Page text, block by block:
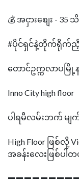
💰 အငှားစျေး - 35
#ပိုင်ရှင်နဲ့တိုက်ရိုက်ညှိ
တောင်ဥက္ကလာပမြို့န
Inno City high floor
ပါရမီလမ်းဘက် မျ
High Floor ဖြစ်
အခန်းလေးဖြစ်ပါ